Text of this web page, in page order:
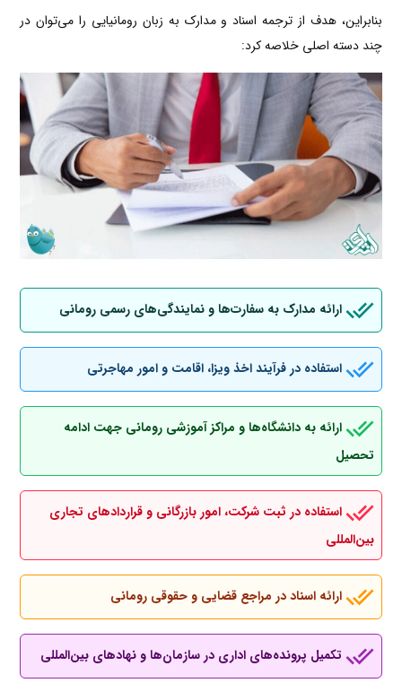
بنابراین، هدف از ترجمه اسناد و مدارک به زبان رومانیایی را می‌توان در
چند دسته اصلی خلاصه کرد:
ارائه مدارک به سفارت‌ها و نمایندگی‌های رسمی رومانی
استفاده در فرآیند اخذ ویزا، اقامت و امور مهاجرتی
ارائه به دانشگاه‌ها و مراکز آموزشی رومانی جهت ادامه
تحصیل
استفاده در ثبت شرکت، امور بازرگانی و قراردادهای تجاری
بین‌المللی
ارائه اسناد در مراجع قضایی و حقوقی رومانی
تکمیل پرونده‌های اداری در سازمان‌ها و نهادهای بین‌المللی